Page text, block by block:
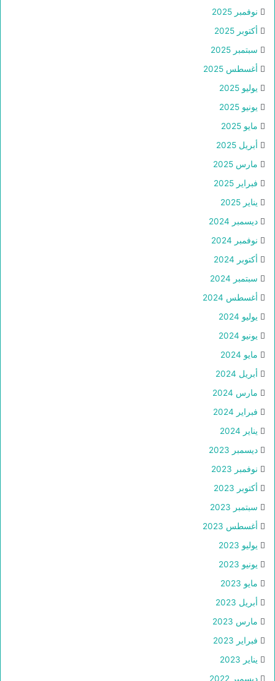
نوفمبر 2025
أكتوبر 2025
سبتمبر 2025
أغسطس 2025
يوليو 2025
يونيو 2025
مايو 2025
أبريل 2025
مارس 2025
فبراير 2025
يناير 2025
ديسمبر 2024
نوفمبر 2024
أكتوبر 2024
سبتمبر 2024
أغسطس 2024
يوليو 2024
يونيو 2024
مايو 2024
أبريل 2024
مارس 2024
فبراير 2024
يناير 2024
ديسمبر 2023
نوفمبر 2023
أكتوبر 2023
سبتمبر 2023
أغسطس 2023
يوليو 2023
يونيو 2023
مايو 2023
أبريل 2023
مارس 2023
فبراير 2023
يناير 2023
ديسمبر 2022